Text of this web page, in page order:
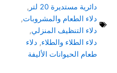
دائرية مستديرة 20 لتر
,
دلاء الطعام والمشروبات,
دلاء التنظيف المنزلي,
دلاء الطلاء والطلاء, دلاء
طعام الحيوانات الأليفة